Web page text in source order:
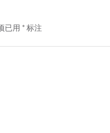
已用 *标注